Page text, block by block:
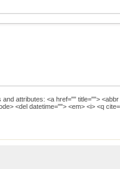
and attributes: <a href="" title="">
<del datetime=""> <em> <i> <q